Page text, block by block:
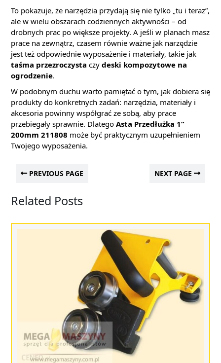
To pokazuje, że narzędzia przydają się nie tylko „tu i teraz”,
ale w wielu obszarach codziennych aktywności – od
drobnych prac po większe projekty. A jeśli w planach masz
prace na zewnątrz, czasem równie ważne jak narzędzie
jest też odpowiednie wyposażenie i materiały, takie jak
taśma przezroczysta czy deski kompozytowe na
ogrodzenie.
W podobnym duchu warto pamiętać o tym, jak dobiera się
produkty do konkretnych zadań: narzędzia, materiały i
akcesoria powinny współgrać ze sobą, aby prace
przebiegały sprawnie. Dlatego Asta Przedłużka 1”
200mm 211808 może być praktycznym uzupełnieniem
Twojego wyposażenia.
PREVIOUS PAGE NEXT PAGE
Related Posts